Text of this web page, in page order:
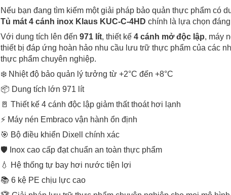
Nếu bạn đang tìm kiếm một giải pháp bảo quản thực phẩm có
Tủ mát 4 cánh inox Klaus KUC-C-4HD chính là lựa chọn
Với dung tích lên đến 971 lít, thiết kế 4 cánh mở độc lập, máy
thiết bị đáp ứng hoàn hảo nhu cầu lưu trữ thực phẩm của các
thực phẩm chuyên nghiệp.
❄️ Nhiệt độ bảo quản lý tưởng từ +2°C đến +8°C
📦 Dung tích lớn 971 lít
🚪 Thiết kế 4 cánh độc lập giảm thất thoát hơi lạnh
⚡ Máy nén Embraco vận hành ổn định
🎯 Bộ điều khiển Dixell chính xác
🛡️ Inox cao cấp đạt chuẩn an toàn thực phẩm
💧 Hệ thống tự bay hơi nước tiện lợi
📚 6 kệ PE chịu lực cao